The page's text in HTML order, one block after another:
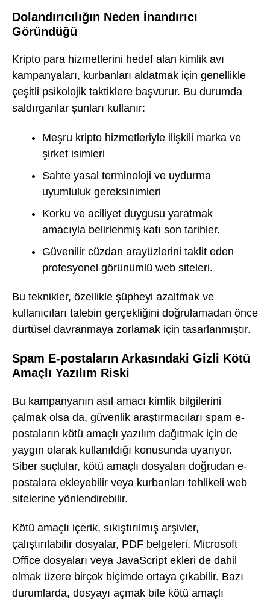
Dolandırıcılığın Neden İnandırıcı
Göründüğü
Kripto para hizmetlerini hedef alan kimlik avı
kampanyaları, kurbanları aldatmak için genellikle
çeşitli psikolojik taktiklere başvurur. Bu durumda
saldırganlar şunları kullanır:
Meşru kripto hizmetleriyle ilişkili marka ve
şirket isimleri
Sahte yasal terminoloji ve uydurma
uyumluluk gereksinimleri
Korku ve aciliyet duygusu yaratmak
amacıyla belirlenmiş katı son tarihler.
Güvenilir cüzdan arayüzlerini taklit eden
profesyonel görünümlü web siteleri.
Bu teknikler, özellikle şüpheyi azaltmak ve
kullanıcıları talebin gerçekliğini doğrulamadan önce
dürtüsel davranmaya zorlamak için tasarlanmıştır.
Spam E-postaların Arkasındaki Gizli Kötü
Amaçlı Yazılım Riski
Bu kampanyanın asıl amacı kimlik bilgilerini
çalmak olsa da, güvenlik araştırmacıları spam e-
postaların kötü amaçlı yazılım dağıtmak için de
yaygın olarak kullanıldığı konusunda uyarıyor.
Siber suçlular, kötü amaçlı dosyaları doğrudan e-
postalara ekleyebilir veya kurbanları tehlikeli web
sitelerine yönlendirebilir.
Kötü amaçlı içerik, sıkıştırılmış arşivler,
çalıştırılabilir dosyalar, PDF belgeleri, Microsoft
Office dosyaları veya JavaScript ekleri de dahil
olmak üzere birçok biçimde ortaya çıkabilir. Bazı
durumlarda, dosyayı açmak bile kötü amaçlı